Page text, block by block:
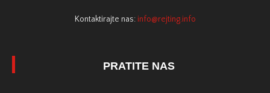
Kontaktirajte nas: info@rejting.info
PRATITE NAS